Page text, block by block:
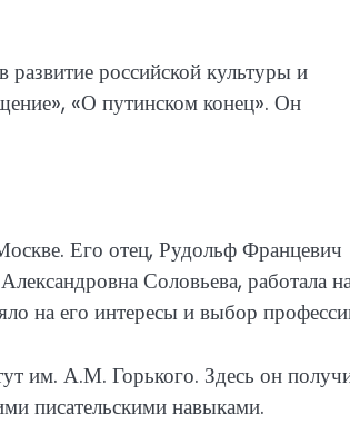
российской культуры и
«О путинском конец». Он
Его отец, Рудольф Францевич
Соловьева, работала
на его интересы и выбор
им. А.М. Горького. Здесь он
писательскими навыками.